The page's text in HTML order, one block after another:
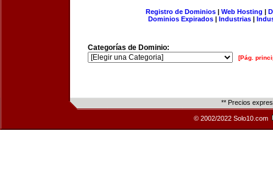
Registro de Dominios| Web Hosting |
Dominios Expirados | Industrias |
Categorías de Dominio:
[Pág.
** Precios
© 2002/2022 Solo10.com